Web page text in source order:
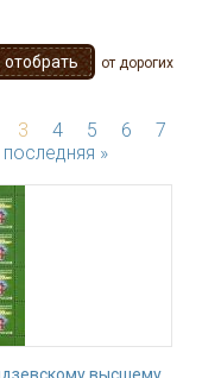
от дорогих
3 4 5 6
7
последняя »